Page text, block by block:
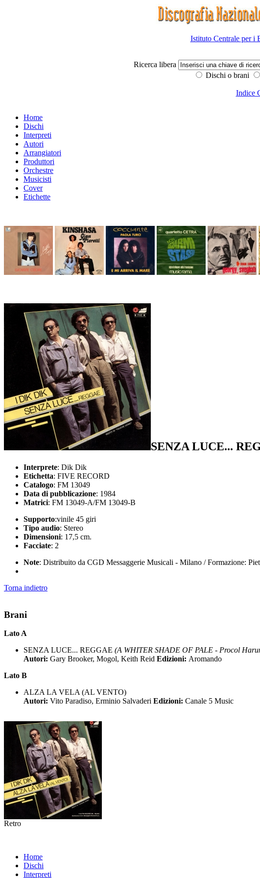
Istituto Centrale per i
Ricerca libera
Dischi o brani
Indice
Home
Dischi
Interpreti
Autori
Arrangiatori
Produttori
Orchestre
Musicisti
Cover
Etichette
SENZA LUCE...
Interprete: Dik Dik
Etichetta: FIVE RECORD
Catalogo: FM 13049
Data di pubblicazione: 1984
Matrici: FM 13049-A/FM 13049-B
Supporto:vinile 45 giri
Tipo audio: Stereo
Dimensioni: 17,5 cm.
Facciate: 2
Note: Distribuito da CGD Messaggerie Musicali - Milano / Formazione:
Torna indietro
Brani
Lato A
SENZA LUCE... REGGAE (A WHITER SHADE OF PALE - Procol
Autori: Gary Brooker, Mogol, Keith Reid Edizioni: Aromando
Lato B
ALZA LA VELA (AL VENTO)
Autori: Vito Paradiso, Erminio Salvaderi Edizioni: Canale 5 Music
Retro
Home
Dischi
Interpreti